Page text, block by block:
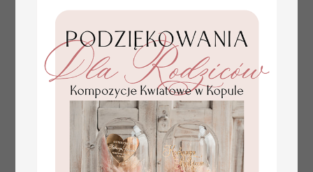
Menu weselne
dekoracje stołów
weselnych, karta dań na
weselu, karta drinków,
menu dowolna treść,
menu weselne ze
złotymi literami
Promocja:
39 PLN / 49.00 PLN